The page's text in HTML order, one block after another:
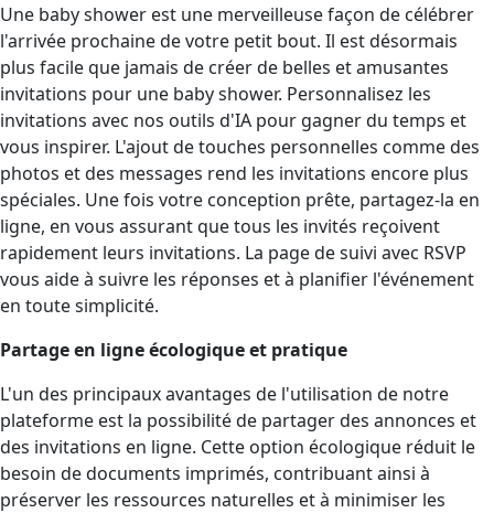
Une baby shower est une merveilleuse façon de célébrer
l'arrivée prochaine de votre petit bout. Il est désormais
plus facile que jamais de créer de belles et amusantes
invitations pour une baby shower. Personnalisez les
invitations avec nos outils d'IA pour gagner du temps et
vous inspirer. L'ajout de touches personnelles comme des
photos et des messages rend les invitations encore plus
spéciales. Une fois votre conception prête, partagez-la en
ligne, en vous assurant que tous les invités reçoivent
rapidement leurs invitations. La page de suivi avec RSVP
vous aide à suivre les réponses et à planifier l'événement
en toute simplicité.
Partage en ligne écologique et pratique
L'un des principaux avantages de l'utilisation de notre
plateforme est la possibilité de partager des annonces et
des invitations en ligne. Cette option écologique réduit le
besoin de documents imprimés, contribuant ainsi à
préserver les ressources naturelles et à minimiser les